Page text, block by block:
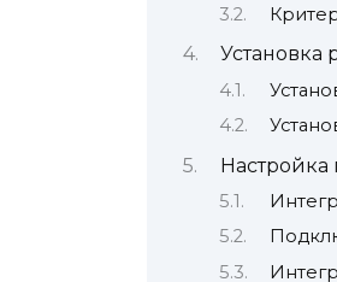
Установка